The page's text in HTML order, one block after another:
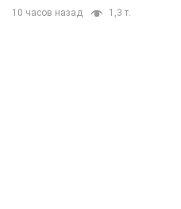
10 часов назад 1,3 т.